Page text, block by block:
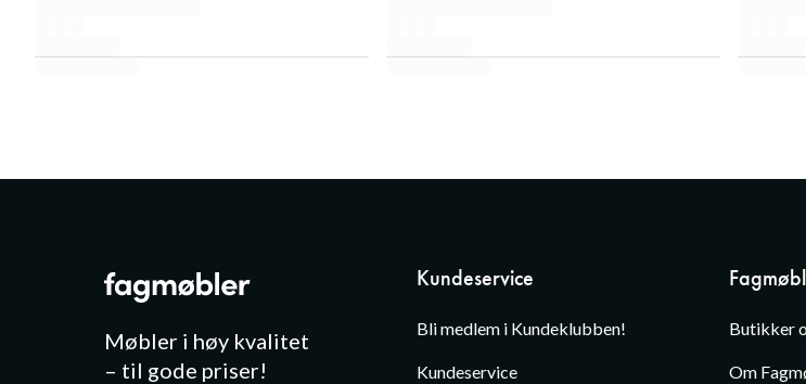
Møbler i høy kvalitet
– til gode priser!
Kundeservice
Bli medlem i Kundeklubben!
Kundeservice
Butikker
Om